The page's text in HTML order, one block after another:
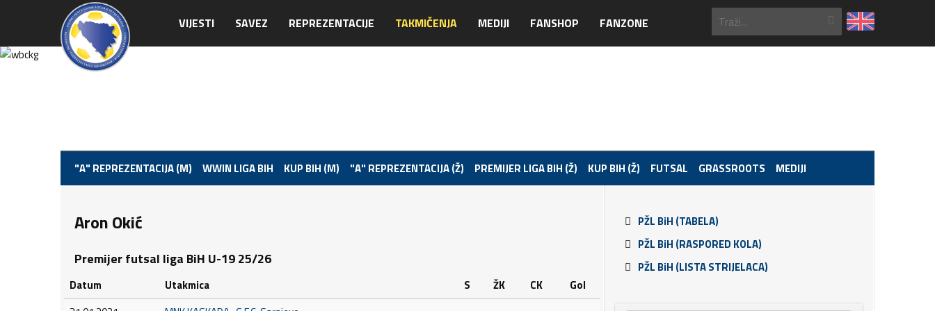
VIJESTI SAVEZ REPREZENTACIJE TAKMIČENJA MEDIJI FANSHOP FANZONE
"A" REPREZENTACIJA (M) WWIN LIGA BIH KUP BIH (M) "A" REPREZENTACIJA (Ž) PREMIJER LIGA BIH (Ž) KUP BIH (Ž) FUTSAL GRASSROOTS MEDIJI
Aron Okić
Premijer futsal liga BiH U-19 25/26
Datum Utakmica S ŽK CK
Gol
PŽL BiH (TABELA)
PŽL BiH (RASPORED KOLA)
PŽL BiH (LISTA STRIJELACA)